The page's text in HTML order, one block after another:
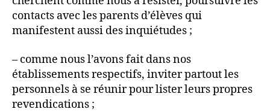
contacts avec les parents d’élèves qui
manifestent aussi des inquiétudes ;
– comme nous l’avons fait dans nos
établissements respectifs, inviter partout les
personnels à se réunir pour lister leurs propres
revendications ;